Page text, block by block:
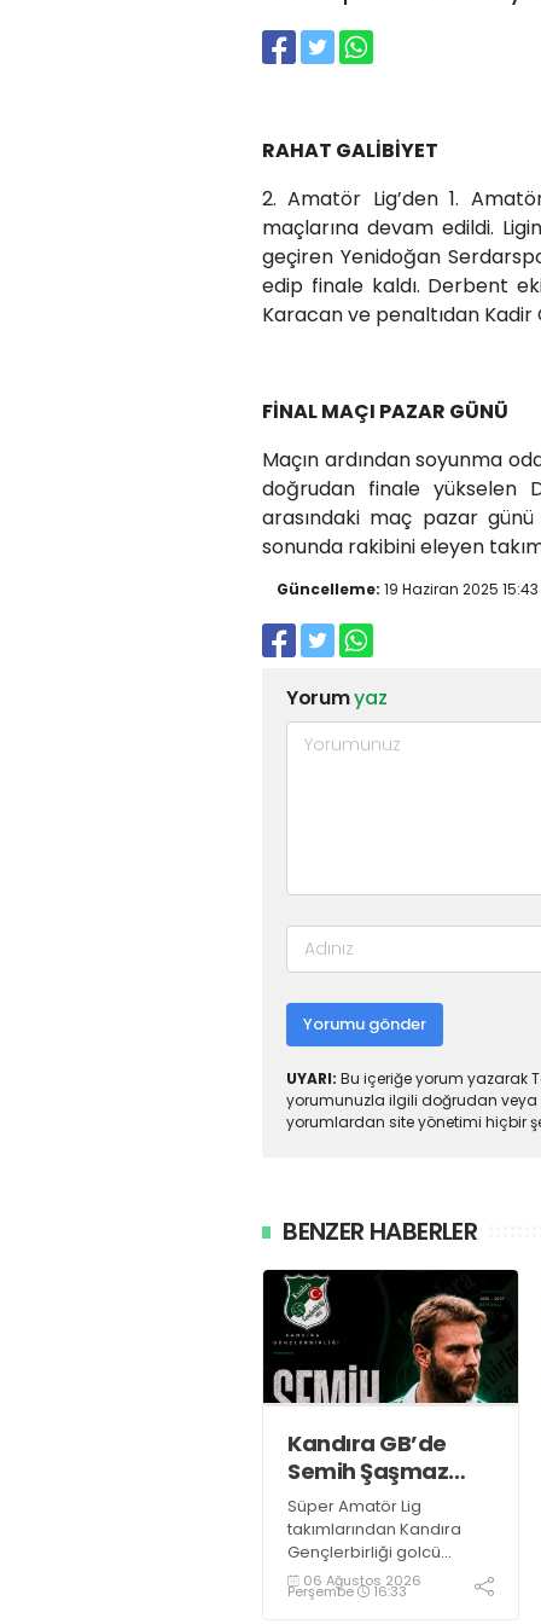
RAHAT GALİBİYET
2. Amatör Lig’den 1.
maçlarına devam edildi.
geçiren Yenidoğan
edip finale kaldı. Derbent
Karacan ve penaltıdan
FİNAL MAÇI PAZAR GÜNÜ
Maçın ardından soyunma
doğrudan finale yükselen
arasındaki maç pazar günü
sonunda rakibini eleyen takım
Güncelleme: 19 Haziran 2025 15:43
Yorumyaz
Yorumu gönder
UYARI: Bu içeriğe yorum yazarak
yorumunuzla ilgili doğrudan veya
yorumlardan site yönetimi hiçbir
BENZER HABERLER
Kandıra GB’de
Semih Şaşmaz
resmen TAMAM!
Süper Amatör Lig
takımlarından Kandıra
Gençlerbirliği golcü
futbolcu Semih Şaşmaz
ile yola devam ettiğini
06 Ağustos 2026
Perşembe 16:33